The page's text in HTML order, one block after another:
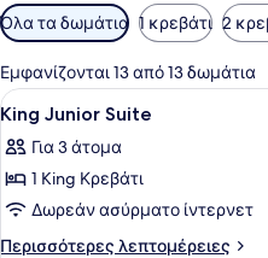
Διαθέσιμα
φίλτρα
για
τα
δωμάτια
Όλα τα δωμάτια 1 κρεβάτι 2
Εμφανίζονται 13 από 13 δωμάτια
Προβολή
όλων
των
φωτογραφιών
για
King
11
King Junior Suite
Για 3 άτομα
1 King Κρεβάτι
Δωρεάν ασύρματο ίντερνετ
Περισσότερες λεπτομέρειες
Περισσότερες